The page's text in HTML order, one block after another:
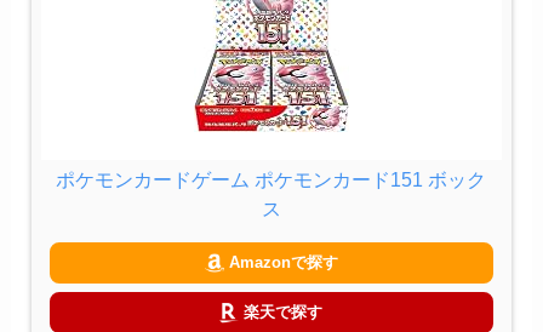
ポケモンカードゲーム ポケモンカード151 ボック
ス
Amazonで探す
楽天で探す